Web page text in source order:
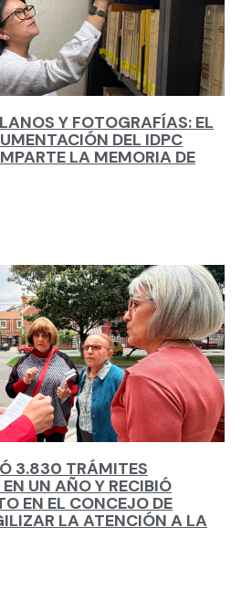
Y FOTOGRAFÍAS: EL
DEL IDPC
LA MEMORIA DE
3.830 TRÁMITES
UN AÑO Y RECIBIÓ
EN EL CONCEJO DE
LA ATENCIÓN A LA